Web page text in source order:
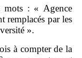
mots : « Agence
remplacés par les
».
à compter de la